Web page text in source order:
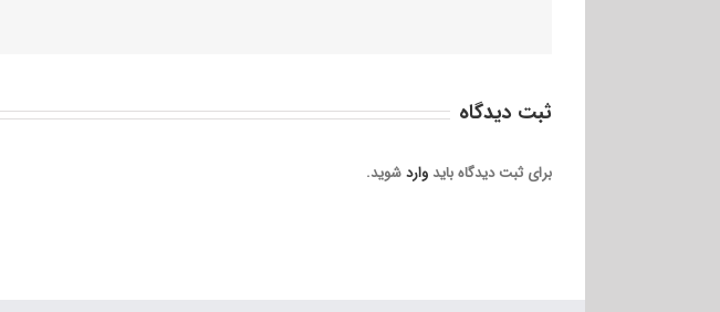
ثبت ديدگاه
برای ثبت دیدگاه باید واردشوید.